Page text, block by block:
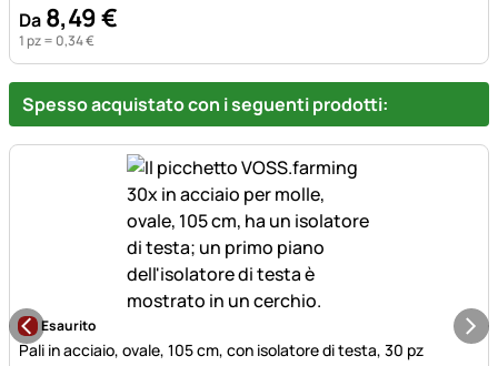
Da 8,49€
1 pz = 0,34€
Spesso acquistato con i seguenti prodotti:
Esaurito
Pali in acciaio, ovale, 105 cm, con isolatore di testa, 30 pz